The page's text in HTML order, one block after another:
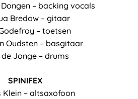
– backing vocals
Bredow – gitaar
– toetsen
Oudsten – basgitaar
de Jonge – drums
SPINIFEX
Klein – altsaxofoon